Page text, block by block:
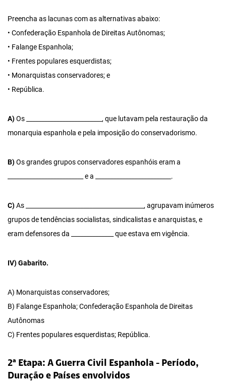
Preencha as lacunas com as alternativas abaixo:
• Confederação Espanhola de Direitas Autônomas;
• Falange Espanhola;
• Frentes populares esquerdistas;
• Monarquistas conservadores; e
• República.
A)Os _________________________, que lutavam pela restauração da
monarquia espanhola e pela imposição do conservadorismo.
B)Os grandes grupos conservadores espanhóis eram a
_________________________ e a _________________________.
C)As _______________________________________, agrupavam inúmeros
grupos de tendências socialistas, sindicalistas e anarquistas, e
eram defensores da ______________ que estava em vigência.
IV) Gabarito.
A) Monarquistas conservadores;
B) Falange Espanhola; Confederação Espanhola de Direitas
Autônomas
C) Frentes populares esquerdistas; República.
2ª Etapa: A Guerra Civil Espanhola - Período,
Duração e Países envolvidos